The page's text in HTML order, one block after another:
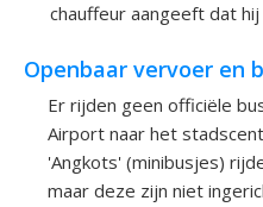
chauffeur aangeeft dat
Openbaar vervoer en
Er rijden geen officiële
Airport naar het
'Angkots' (minibusjes)
maar deze zijn niet